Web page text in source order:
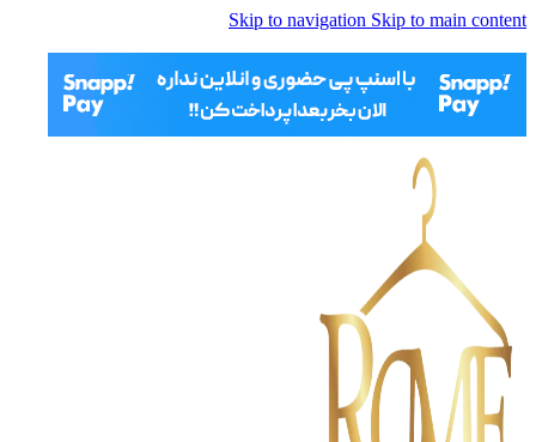
Skip to navigation Skip to main content